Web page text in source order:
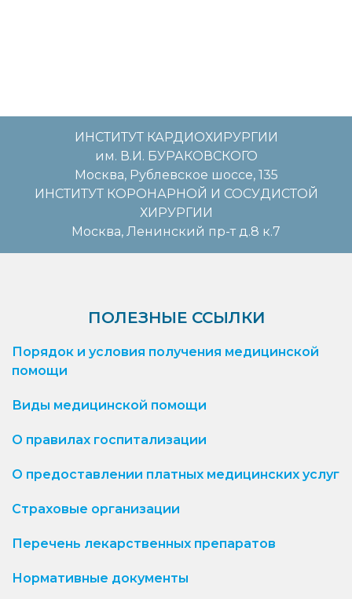
ИНСТИТУТ КАРДИОХИРУРГИИ
им. В.И. БУРАКОВСКОГО
Москва, Рублевское шоссе, 135
ИНСТИТУТ КОРОНАРНОЙ И СОСУДИСТОЙ
ХИРУРГИИ
Москва, Ленинский пр-т д.8 к.7
ПОЛЕЗНЫЕ ССЫЛКИ
Порядок и условия получения медицинской
помощи
Виды медицинской помощи
О правилах госпитализации
О предоставлении платных медицинских услуг
Страховые организации
Перечень лекарственных препаратов
Нормативные документы